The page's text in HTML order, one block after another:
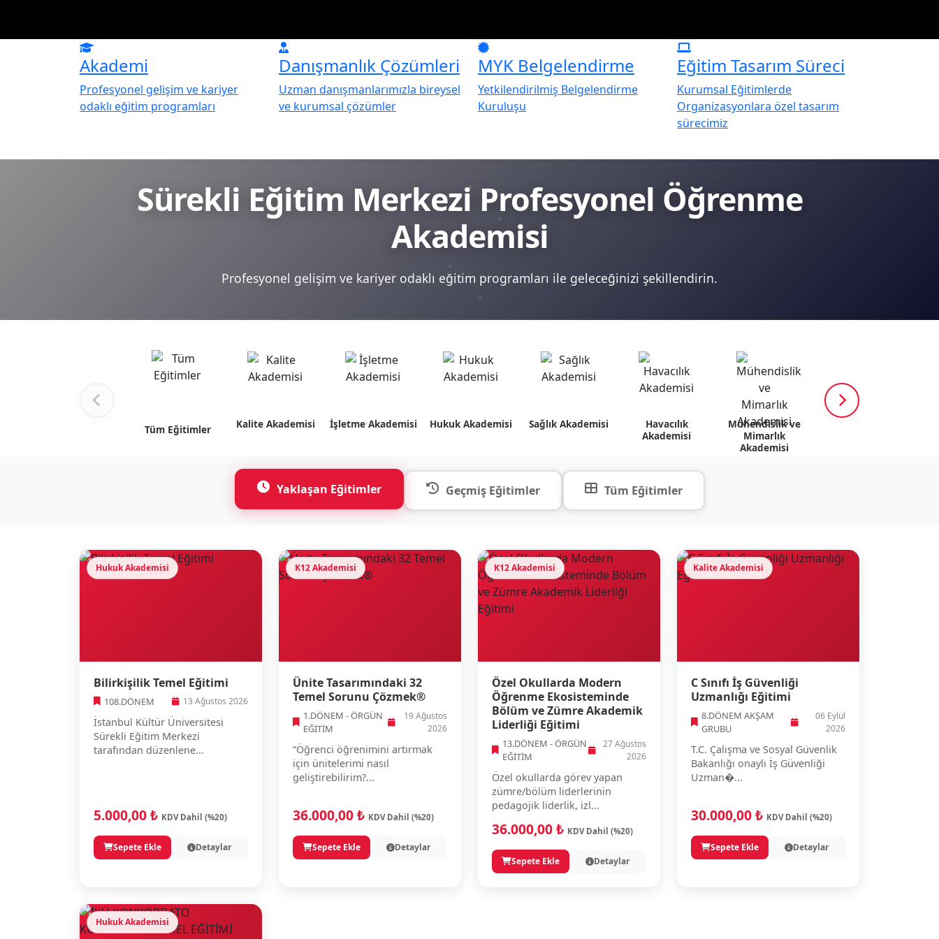
Akademi
Profesyonel gelişim ve kariyer
odaklı eğitim programları
Danışmanlık Çözümleri
Uzman danışmanlarımızla bireysel
ve kurumsal çözümler
MYK Belgelendirme
Yetkilendirilmiş Belgelendirme
Kuruluşu
Eğitim Tasarım Süreci
Kurumsal Eğitimlerde
Organizasyonlara özel tasarım
sürecimiz
Sürekli Eğitim Merkezi Profesyonel Öğrenme
Akademisi
Profesyonel gelişim ve kariyer odaklı eğitim programları ile geleceğinizi şekillendirin.
Tüm Eğitimler Kalite Akademisi İşletme Akademisi Hukuk Akademisi Sağlık Akademisi
Havacılık
Akademisi
Mühendislik ve
Mimarlık
Akademisi
Yaklaşan Eğitimler Geçmiş Eğitimler Tüm Eğitimler
Hukuk Akademisi
Bilirkişilik Temel Eğitimi
108.DÖNEM 13 Ağustos 2026
İstanbul Kültür Üniversitesi
Sürekli Eğitim Merkezi
tarafından düzenlene...
5.000,00 ₺ KDV Dahil (%20)
Sepete Ekle Detaylar
K12 Akademisi
Ünite Tasarımındaki 32
Temel Sorunu Çözmek®
1.DÖNEM - ÖRGÜN
EĞİTİM
19 Ağustos
2026
“Öğrenci öğrenimini artırmak
için ünitelerimi nasıl
geliştirebilirim?...
36.000,00 ₺ KDV Dahil (%20)
Sepete Ekle Detaylar
K12 Akademisi
Özel Okullarda Modern
Öğrenme Ekosisteminde
Bölüm ve Zümre Akademik
Liderliği Eğitimi
13.DÖNEM - ÖRGÜN
EĞİTİM
27 Ağustos
2026
Özel okullarda görev yapan
zümre/bölüm liderlerinin
pedagojik liderlik, izl...
36.000,00 ₺ KDV Dahil (%20)
Sepete Ekle Detaylar
Kalite Akademisi
C Sınıfı İş Güvenliği
Uzmanlığı Eğitimi
8.DÖNEM AKŞAM
GRUBU
06 Eylül
2026
T.C. Çalışma ve Sosyal Güvenlik
Bakanlığı onaylı İş Güvenliği
Uzman�...
30.000,00 ₺ KDV Dahil (%20)
Sepete Ekle Detaylar
Hukuk Akademisi